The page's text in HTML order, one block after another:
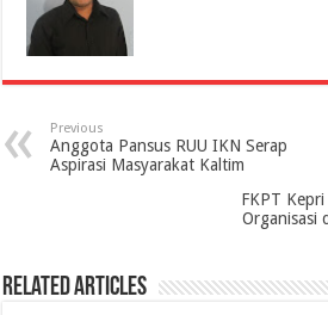
Previous
Anggota Pansus RUU IKN Serap
Aspirasi Masyarakat Kaltim
FKPT
Organisasi
Related Articles